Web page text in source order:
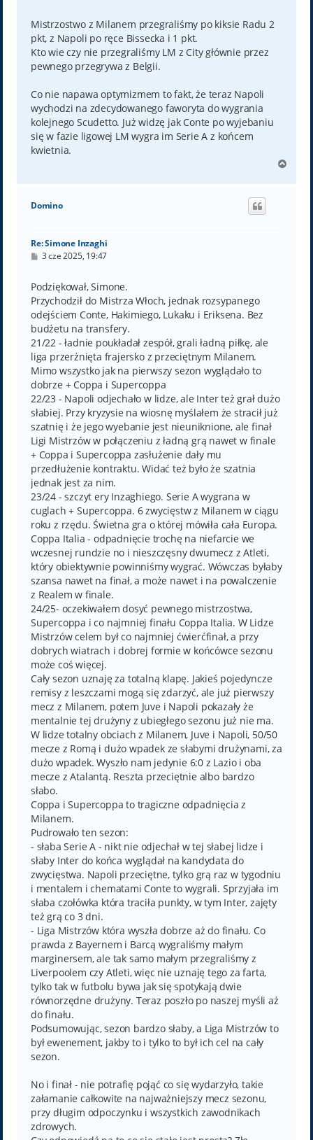
t
Mistrzostwo z Milanem przegraliśmy po kiksie Radu 2
pkt, z Napoli po ręce Bissecka i 1 pkt.
Kto wie czy nie przegraliśmy LM z City głównie przez
pewnego przegrywa z Belgii.
Co nie napawa optymizmem to fakt, że teraz Napoli
wychodzi na zdecydowanego faworyta do wygrania
kolejnego Scudetto. Już widzę jak Conte po wyjebaniu
się w fazie ligowej LM wygra im Serie A z końcem
kwietnia.
g
Domino
Re: Simone Inzaghi
P
t
3 cze 2025, 19:47
Podziękował, Simone.
Przychodził do Mistrza Włoch, jednak rozsypanego
odejściem Conte, Hakimiego, Lukaku i Eriksena. Bez
budżetu na transfery.
21/22 - ładnie poukładał zespół, grali ładną piłkę, ale
liga przerżnięta frajersko z przeciętnym Milanem.
Mimo wszystko jak na pierwszy sezon wyglądało to
dobrze + Coppa i Supercoppa
22/23 - Napoli odjechało w lidze, ale Inter też grał dużo
słabiej. Przy kryzysie na wiosnę myślałem że stracił już
szatnię i że jego wyebanie jest nieuniknione, ale finał
Ligi Mistrzów w połączeniu z ładną grą nawet w finale
+ Coppa i Supercoppa zasłużenie dały mu
przedłużenie kontraktu. Widać też było że szatnia
jednak jest za nim.
23/24 - szczyt ery Inzaghiego. Serie A wygrana w
cuglach + Supercoppa. 6 zwycięstw z Milanem w ciągu
roku z rzędu. Świetna gra o której mówiła cała Europa.
Coppa Italia - odpadnięcie trochę na niefarcie we
wczesnej rundzie no i nieszczęsny dwumecz z Atleti,
który obiektywnie powinniśmy wygrać. Wówczas byłaby
szansa nawet na finał, a może nawet i na powalczenie
z Realem w finale.
24/25- oczekiwałem dosyć pewnego mistrzostwa,
Supercoppa i co najmniej finału Coppa Italia. W Lidze
Mistrzów celem był co najmniej ćwierćfinał, a przy
dobrych wiatrach i dobrej formie w końcówce sezonu
może coś więcej.
Cały sezon uznaję za totalną klapę. Jakieś pojedyncze
remisy z leszczami mogą się zdarzyć, ale już pierwszy
mecz z Milanem, potem Juve i Napoli pokazały że
mentalnie tej drużyny z ubiegłego sezonu już nie ma.
W lidze totalny obciach z Milanem, Juve i Napoli, 50/50
mecze z Romą i dużo wpadek ze słabymi drużynami, za
dużo wpadek. Wyszło nam jedynie 6:0 z Lazio i oba
mecze z Atalantą. Reszta przeciętnie albo bardzo
słabo.
Coppa i Supercoppa to tragiczne odpadnięcia z
Milanem.
Pudrowało ten sezon:
- słaba Serie A - nikt nie odjechał w tej słabej lidze i
słaby Inter do końca wyglądał na kandydata do
zwycięstwa. Napoli przeciętne, tylko grą raz w tygodniu
i mentalem i chematami Conte to wygrali. Sprzyjała im
słaba czołówka która traciła punkty, w tym Inter, zajęty
też grą co 3 dni.
- Liga Mistrzów która wyszła dobrze aż do finału. Co
prawda z Bayernem i Barcą wygraliśmy małym
marginersem, ale tak samo małym przegraliśmy z
Liverpoolem czy Atleti, więc nie uznaję tego za farta,
tylko tak w futbolu bywa jak się spotykają dwie
równorzędne drużyny. Teraz poszło po naszej myśli aż
do finału.
Podsumowując, sezon bardzo słaby, a Liga Mistrzów to
był ewenement, jakby to i tylko to był ich cel na cały
sezon.
No i finał - nie potrafię pojąć co się wydarzyło, takie
załamanie całkowite na najważniejszy mecz sezonu,
przy długim odpoczynku i wszystkich zawodnikach
zdrowych.